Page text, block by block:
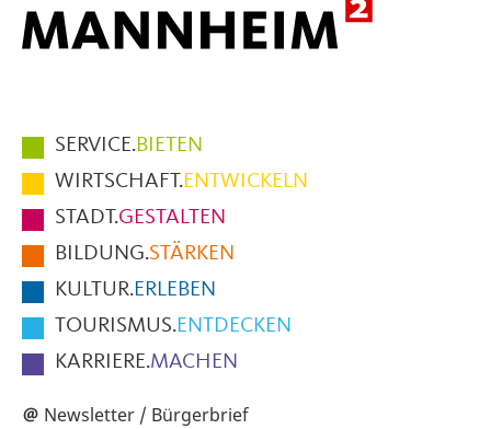
Hauptmenüpunkte
im
Fußbereich
der
Seite
SERVICE.BIETEN
WIRTSCHAFT.ENTWICKELN
STADT.GESTALTEN
BILDUNG.STÄRKEN
KULTUR.ERLEBEN
TOURISMUS.ENTDECKEN
KARRIERE.MACHEN
Newsletter / Bürgerbrief